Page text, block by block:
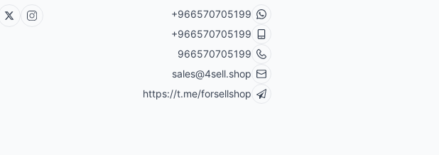
+966570705199
+966570705199
966570705199
sales@4sell.shop
https://t.me/forsellshop